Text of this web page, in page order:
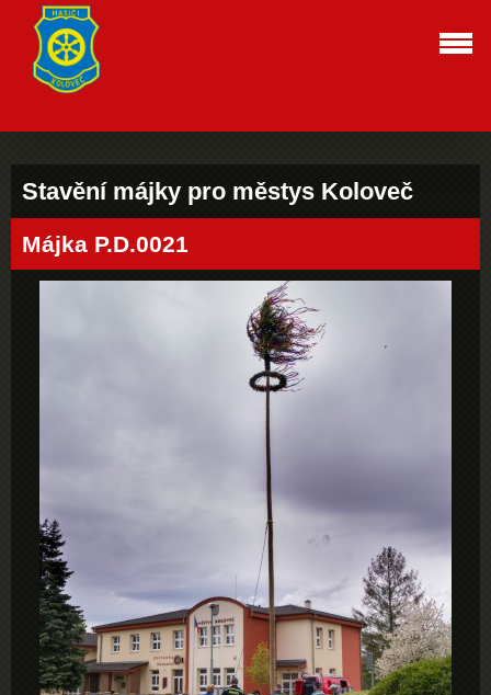
Stavění májky pro městys Koloveč
Májka P.D.0021